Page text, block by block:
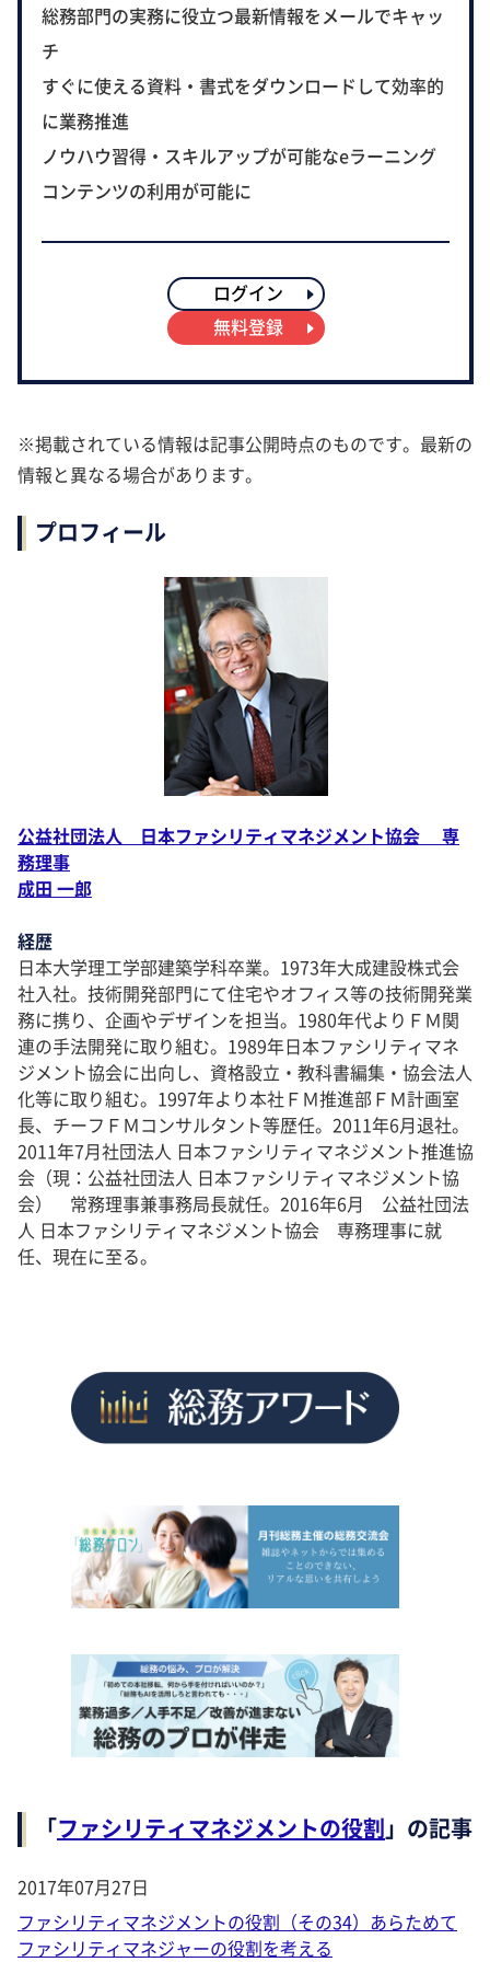
総務部門の実務に役立つ最新情報をメールでキャッ
チ
すぐに使える資料・書式をダウンロードして効率的
に業務推進
ノウハウ習得・スキルアップが可能なeラーニング
コンテンツの利用が可能に
ログイン
無料登録
※掲載されている情報は記事公開時点のものです。最新の
情報と異なる場合があります。
プロフィール
公益社団法人 日本ファシリティマネジメント協会 専
務理事
成田 一郎
経歴
日本大学理工学部建築学科卒業。1973年大成建設株式会
社入社。技術開発部門にて住宅やオフィス等の技術開発業
務に携り、企画やデザインを担当。1980年代よりＦＭ関
連の手法開発に取り組む。1989年日本ファシリティマネ
ジメント協会に出向し、資格設立・教科書編集・協会法人
化等に取り組む。1997年より本社ＦＭ推進部ＦＭ計画室
長、チーフＦＭコンサルタント等歴任。2011年6月退社。
2011年7月社団法人 日本ファシリティマネジメント推進協
会（現：公益社団法人 日本ファシリティマネジメント協
会） 常務理事兼事務局長就任。2016年6月 公益社団法
人 日本ファシリティマネジメント協会 専務理事に就
任、現在に至る。
「ファシリティマネジメントの役割」の記事
2017年07月27日
ファシリティマネジメントの役割（その34）あらためて
ファシリティマネジャーの役割を考える